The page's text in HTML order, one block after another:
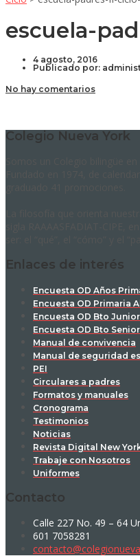
escuela-
4 agosto, 2016
Publicado por:
No hay comentarios
Colegio Nueva York
Enlaces de interés
Encuesta OD Años
Encuesta OD Primaria
Encuesta OD Bto Junior
Encuesta OD Bto Senior
Manual de convivencia
Manual de seguridad
PEI
Circulares a padres
Formatos y manuales
Cronograma
Testimonios
Noticias
Revista Digital New
Trabaje con Nosotros
Uniformes
Contacto
Calle 227 No. 49 – 64
601 7058281